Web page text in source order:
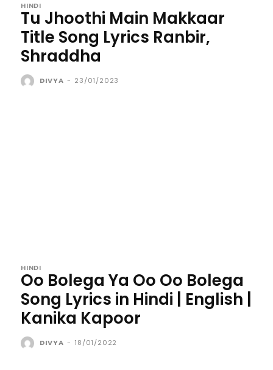
HINDI
Tu Jhoothi Main Makkaar
Title Song Lyrics Ranbir,
Shraddha
DIVYA - 23/01/2023
HINDI
Oo Bolega Ya Oo Oo Bolega
Song Lyrics in Hindi | English |
Kanika Kapoor
DIVYA - 18/01/2022